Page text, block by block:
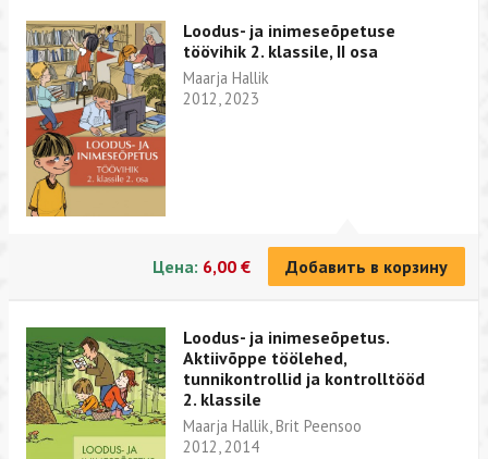
Loodus- ja inimeseõpetuse
töövihik 2. klassile, II osa
Maarja Hallik
2012, 2023
Цена: 6,00 € Добавить в корзину
Loodus- ja inimeseõpetus.
Aktiivõppe töölehed,
tunnikontrollid ja kontrolltööd
2. klassile
Maarja Hallik, Brit Peensoo
2012, 2014